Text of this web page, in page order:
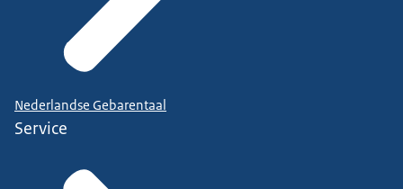
Nederlandse Gebarentaal
Service